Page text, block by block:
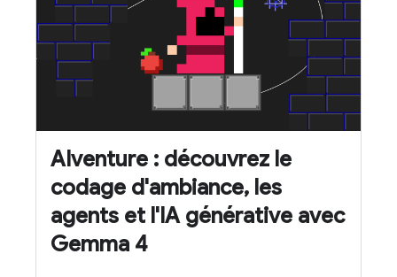
AIventure : découvrez le
codage d'ambiance, les
agents et l'IA générative avec
Gemma 4